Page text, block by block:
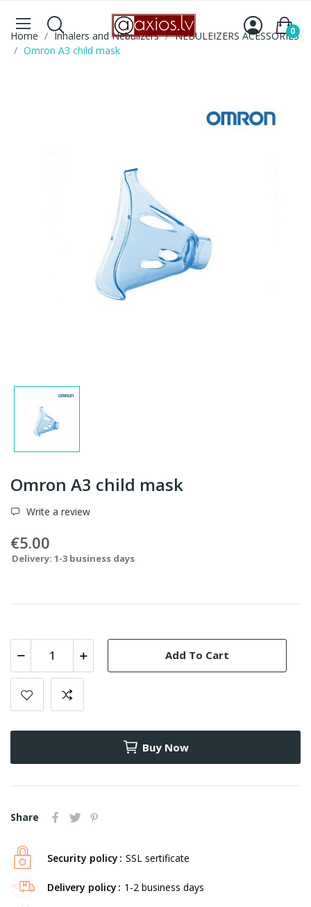
0
Home Inhalers and Nebulizers
NEBULEIZERS ACESSORIES
Omron A3 child mask
Omron A3 child mask
Write a review
€5.00
Delivery: 1-3 business days
Add To Cart
Buy Now
Share
Security policy SSL sertificate
Delivery policy 1-2 business days